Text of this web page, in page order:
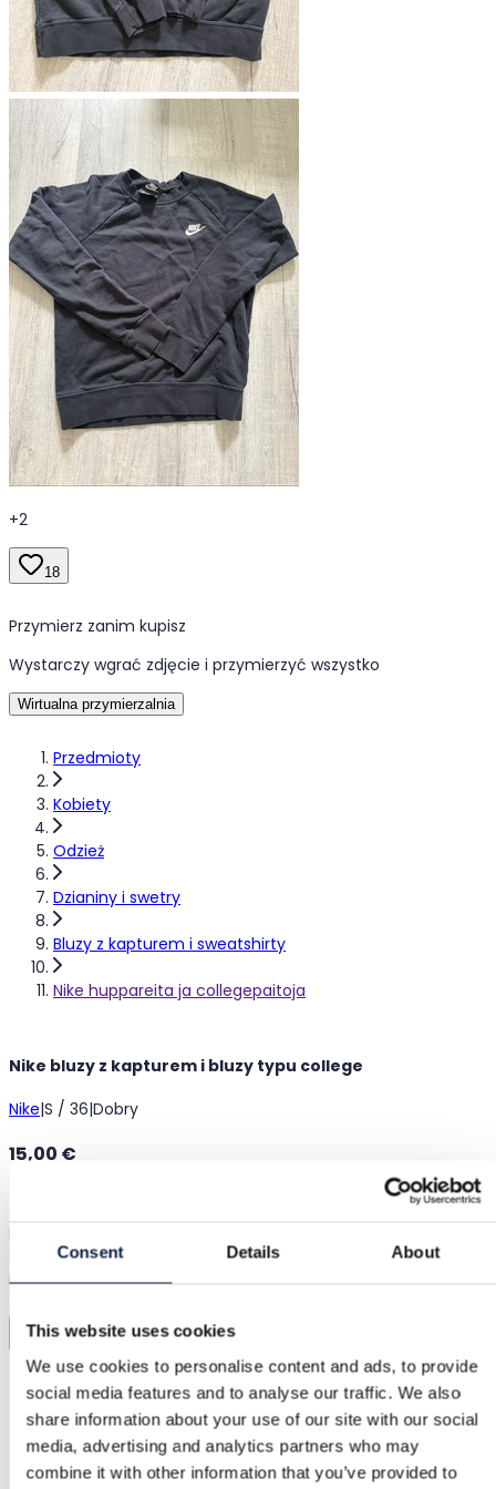
Consent Details About
This website uses cookies
We use cookies to personalise content and ads, to provide
social media features and to analyse our traffic. We also
share information about your use of our site with our social
media, advertising and analytics partners who may
combine it with other information that you’ve provided to
Przedmioty
Kobiety
Odzież
Dzianiny i swetry
Bluzy z kapturem i sweatshirty
Nike huppareita ja collegepaitoja
+2
18
Przymierz zanim kupisz
Wystarczy wgrać zdjęcie i przymierzyć wszystko
Wirtualna przymierzalnia
Nike bluzy z kapturem i bluzy typu college
Nike|S / 36|Dobry
Bluzy z kapturem Nike. Szara bluza z kapturem z dużym logo
20€. Rozmiar XS Szara bluza z kapturem z małym logo 15€.
Rozmiar S Czarna bluza z kapturem 15€. Rozmiar XS Bluzy tego
Pokaż w oryginalnym języku
15,00 €
Ochrona kupującego